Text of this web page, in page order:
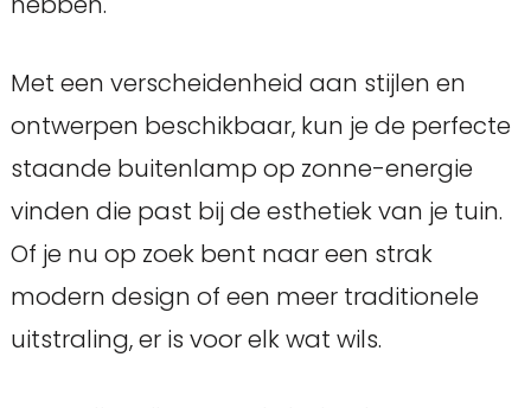
Met een verscheidenheid aan stijlen en
ontwerpen beschikbaar, kun je de perfecte
staande buitenlamp op zonne-energie
vinden die past bij de esthetiek van je tuin.
Of je nu op zoek bent naar een strak
modern design of een meer traditionele
uitstraling, er is voor elk wat wils.